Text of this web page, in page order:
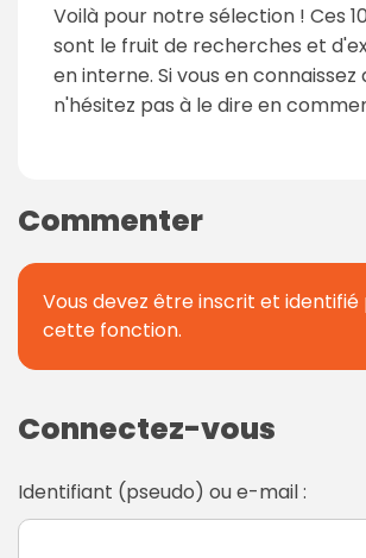
Voilà pour notre sélection ! Ces
sont le fruit de recherches et
en interne. Si vous en connaissez
n'hésitez pas à le dire en
Commenter
Vous devez être inscrit et identifié
cette fonction.
Connectez-vous
Identifiant (pseudo) ou e-mail :